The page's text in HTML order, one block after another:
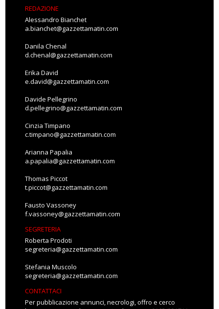
REDAZIONE
Alessandro Bianchet
a.bianchet@gazzettamatin.com
Danila Chenal
d.chenal@gazzettamatin.com
Erika David
e.david@gazzettamatin.com
Davide Pellegrino
d.pellegrino@gazzettamatin.com
Cinzia Timpano
c.timpano@gazzettamatin.com
Arianna Papalia
a.papalia@gazzettamatin.com
Thomas Piccot
t.piccot@gazzettamatin.com
Fausto Vassoney
f.vassoney@gazzettamatin.com
SEGRETERIA
Roberta Prodoti
segreteria@gazzettamatin.com
Stefania Muscolo
segreteria@gazzettamatin.com
CONTATTACI
Per pubblicazione annunci, necrologi, offro e cerco